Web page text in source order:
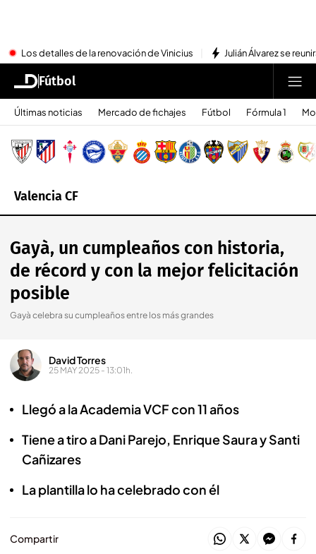
Los detalles de la renovación de Vinicius Julián Álvarez se
Fútbol
Últimas noticias Mercado de fichajes Fútbol Fórmula 1
Valencia CF
Gayà, un cumpleaños con historia,
de récord y con la mejor felicitación
posible
Gayà celebra su cumpleaños entre los más grandes
David Torres
25 MAY 2025 - 13:01h.
Llegó a la Academia VCF con 11 años
Tiene a tiro a Dani Parejo, Enrique Saura y Santi
Cañizares
La plantilla lo ha celebrado con él
Compartir